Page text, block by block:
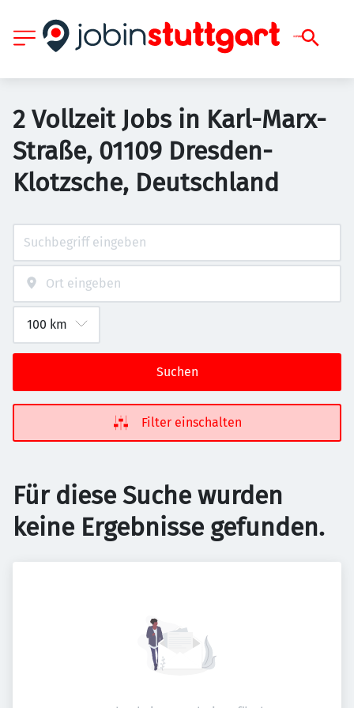
2 Vollzeit Jobs in Karl-Marx-
Straße, 01109 Dresden-
Klotzsche, Deutschland
Suchen
Filter einschalten
Für diese Suche wurden
keine Ergebnisse gefunden.